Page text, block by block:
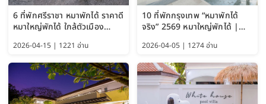
6 ที่พักศรีราชา หมาพักได้ ราคาดี
หมาใหญ่พักได้ ใกล้ตัวเมือง
2026-04-15 | 1221 อ่าน
10 ที่พักกรุงเทพ “หมาพักได้
จริง” 2569 หมาใหญ่พักได้ |
Pet Friendly Hotel
Bangkok อัปเดตล่าสุด
2026-04-05 | 1274 อ่าน